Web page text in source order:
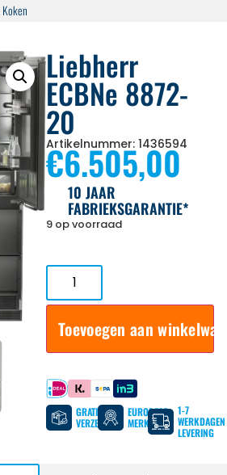
Koken
Liebherr
ECBNe 8872-
20
Artikelnummer: 1436594
€6.505,00
10 JAAR
FABRIEKSGARANTIE*
9 op voorraad
Toevoegen aan
Betaal met
GRATIS
VERZENDING
EUROPESE
MERKEN
1-7
WERKDAGEN
LEVERING